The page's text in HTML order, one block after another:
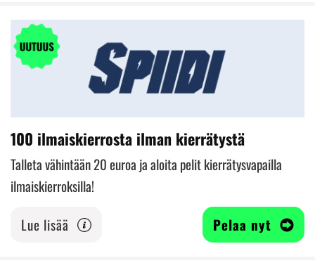
100 ilmaiskierrosta ilman kierrätystä
Talleta vähintään 20 euroa ja aloita pelit kierrätysvapailla
ilmaiskierroksilla!
Lue lisää
Pelaa nyt